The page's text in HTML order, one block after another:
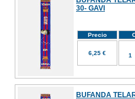
30- GAVI
Precio
6,25 €
BUFANDA